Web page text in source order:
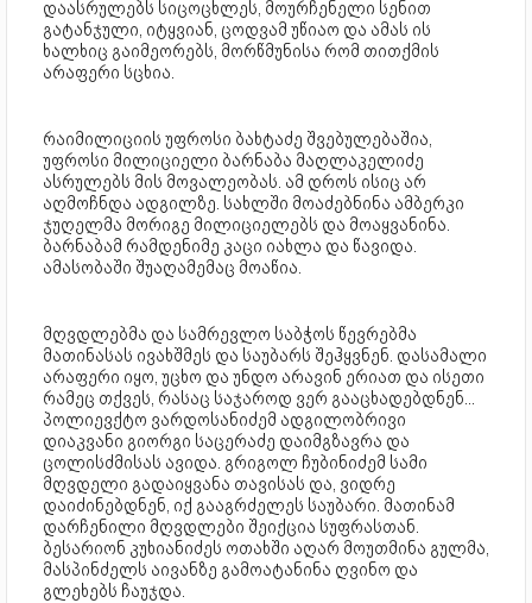
დაასრულებს სიცოცხლეს, მოურჩენელი სენით
გატანჯული, იტყვიან, ცოდვამ უწიაო და ამას ის
ხალხიც გაიმეორებს, მორწმუნისა რომ თითქმის
არაფერი სცხია.
რაიმილიციის უფროსი ბახტაძე შვებულებაშია,
უფროსი მილიციელი ბარნაბა მაღლაკელიძე
ასრულებს მის მოვალეობას. ამ დროს ისიც არ
აღმოჩნდა ადგილზე. სახლში მოაძებნინა ამბერკი
ჯუღელმა მორიგე მილიციელებს და მოაყვანინა.
ბარნაბამ რამდენიმე კაცი იახლა და წავიდა.
ამასობაში შუაღამემაც მოაწია.
მღვდლებმა და სამრევლო საბჭოს წევრებმა
მათინასას ივახშმეს და საუბარს შეჰყვნენ. დასამალი
არაფერი იყო, უცხო და უნდო არავინ ერიათ და ისეთი
რამეც თქვეს, რასაც საჯაროდ ვერ გააცხადებდნენ...
პოლიევქტო ვარდოსანიძემ ადგილობრივი
დიაკვანი გიორგი საცერაძე დაიმგზავრა და
ცოლისძმისას ავიდა. გრიგოლ ჩუბინიძემ სამი
მღვდელი გადაიყვანა თავისას და, ვიდრე
დაიძინებდნენ, იქ გააგრძელეს საუბარი. მათინამ
დარჩენილი მღვდლები შეიქცია სუფრასთან.
ბესარიონ კუხიანიძეს ოთახში აღარ მოუთმინა გულმა,
მასპინძელს აივანზე გამოატანინა ღვინო და
გლეხებს ჩაუჯდა.